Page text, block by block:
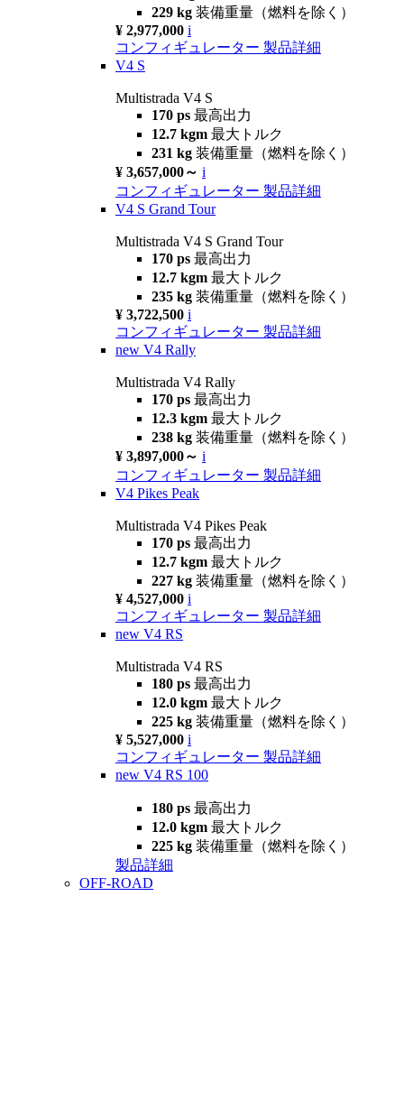
229 kg 装備重量（燃料を除く）
¥ 2,977,000 i
コンフィギュレーター 製品詳細
V4 S
Multistrada V4 S
170 ps 最高出力
12.7 kgm 最大トルク
231 kg 装備重量（燃料を除く）
¥ 3,657,000～ i
コンフィギュレーター 製品詳細
V4 S Grand Tour
Multistrada V4 S Grand Tour
170 ps 最高出力
12.7 kgm 最大トルク
235 kg 装備重量（燃料を除く）
¥ 3,722,500 i
コンフィギュレーター 製品詳細
new V4 Rally
Multistrada V4 Rally
170 ps 最高出力
12.3 kgm 最大トルク
238 kg 装備重量（燃料を除く）
¥ 3,897,000～ i
コンフィギュレーター 製品詳細
V4 Pikes Peak
Multistrada V4 Pikes Peak
170 ps 最高出力
12.7 kgm 最大トルク
227 kg 装備重量（燃料を除く）
¥ 4,527,000 i
コンフィギュレーター 製品詳細
new V4 RS
Multistrada V4 RS
180 ps 最高出力
12.0 kgm 最大トルク
225 kg 装備重量（燃料を除く）
¥ 5,527,000 i
コンフィギュレーター 製品詳細
new V4 RS 100
180 ps 最高出力
12.0 kgm 最大トルク
225 kg 装備重量（燃料を除く）
製品詳細
OFF-ROAD